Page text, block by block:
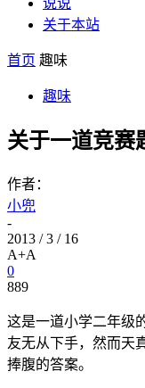
说说
关于本站
首页 趣味
趣味
关于一道竞赛
作者：
小兜
-
2013 / 3 / 16
A+A
0
889
这是一道小学二年级
友无从下手，然而天
捧腹的答案。